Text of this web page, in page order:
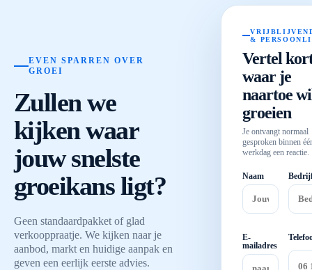
EVEN SPARREN OVER
GROEI
Zullen we
kijken waar
jouw snelste
groeikans ligt?
Geen standaardpakket of glad
verkooppraatje. We kijken naar je
aanbod, markt en huidige aanpak en
geven een eerlijk eerste advies.
&
Vertel
waar je
naartoe
groeien
Je ontvangt normaal
gesproken binnen
werkdag een reactie.
Naam
E-
mailadres